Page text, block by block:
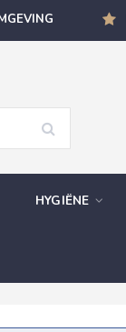
HYGIËNE